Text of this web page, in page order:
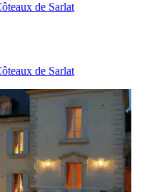
de Sarlat
de Sarlat